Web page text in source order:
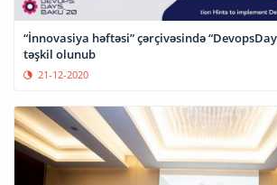
“İnnovasiya həftəsi” çərçivəsində
təşkil olunub
21-12-2020